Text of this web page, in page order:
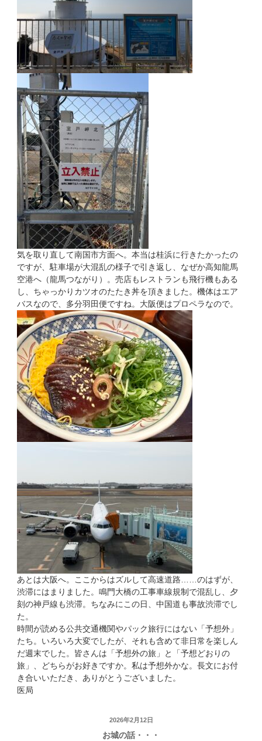
気を取り直して南国市方面へ。本当は桂浜に行きたかったの
ですが、駐車場が大混乱の様子で引き返し、なぜか高知龍馬
空港へ（龍馬つながり）。売店もレストランも飛行機もある
し、ちゃっかりカツオのたたき丼を頂きました。機体はエア
バスなので、多分羽田便ですね。大阪便はプロペラなので。
あとは大阪へ。ここからはズルして高速道路……のはずが、
渋滞にはまりました。鳴門大橋の工事車線規制で混乱し、夕
刻の神戸線も渋滞。ちなみにこの日、中国道も事故渋滞でし
た。
時間が読める公共交通機関やパック旅行にはない「予想外」
たち。いろいろ大変でしたが、それも含めて非日常を楽しん
だ週末でした。皆さんは「予想外の旅」と「予想どおりの
旅」、どちらがお好きですか。私は予想外かな。長文にお付
き合いいただき、ありがとうございました。
医局
投
稿
2026年2月12日
お城の話・・・